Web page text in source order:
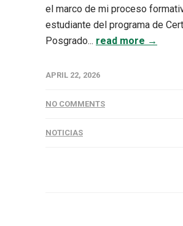
el marco de mi proceso
estudiante del programa de
Posgrado... read more →
APRIL 22, 2026
NO COMMENTS
NOTICIAS